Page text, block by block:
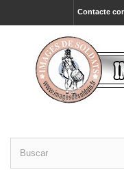
Contacte